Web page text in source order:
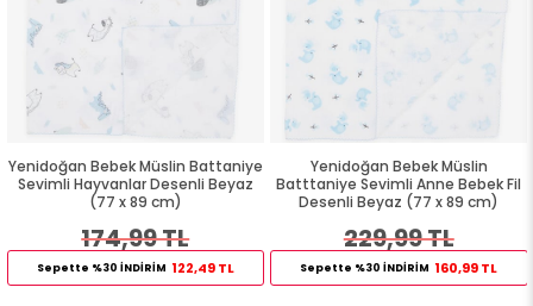
Yenidoğan Bebek Müslin Battaniye
Sevimli Hayvanlar Desenli Beyaz
(77 x 89 cm)
174,99 TL
Sepette %30 İNDİRİM 122,49 TL
Yenidoğan Bebek Müslin
Batttaniye Sevimli Anne Bebek Fil
Desenli Beyaz (77 x 89 cm)
229,99 TL
Sepette %30 İNDİRİM 160,99 TL